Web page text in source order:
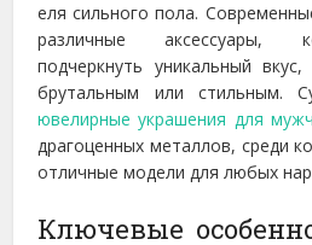
еля сильного пола.
различные аксессуары,
подчеркнуть уникальный
брутальным или стильным.
ювелирные украшения для
драгоценных металлов, среди
отличные модели для любых
Ключевые